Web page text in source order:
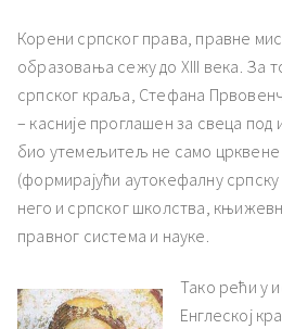
Корени српског права, правне
образовања сежу до XIII века. За
српског краља, Стефана
– касније проглашен за свеца под
био утемељитељ не само црквене
(формирајући аутокефалну српску
него и српског школства,
правног система и науке.
Тако рећи у
Енглеској